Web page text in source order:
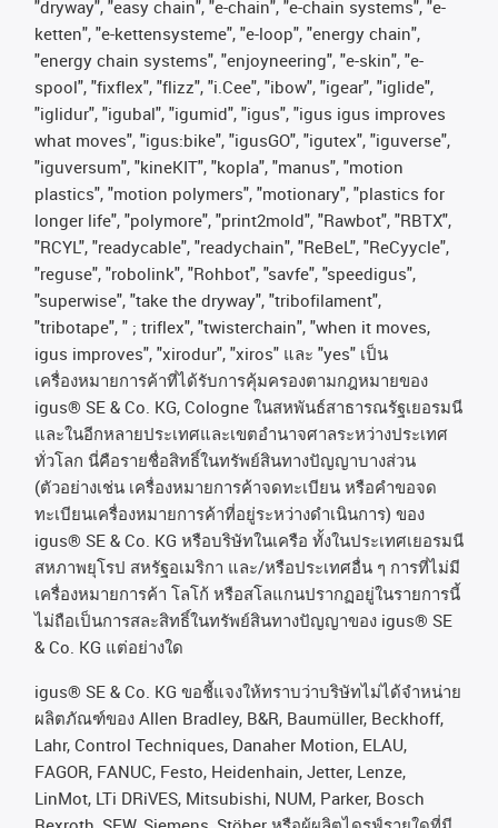
"dryway", "easy chain", "e-chain", "e-chain systems", "e-
ketten", "e-kettensysteme", "e-loop", "energy chain",
"energy chain systems", "enjoyneering", "e-skin", "e-
spool", "fixflex", "flizz", "i.Cee", "ibow", "igear", "iglide",
"iglidur", "igubal", "igumid", "igus", "igus igus improves
what moves", "igus:bike", "igusGO", "igutex", "iguverse",
"iguversum", "kineKIT", "kopla", "manus", "motion
plastics", "motion polymers", "motionary", "plastics for
longer life", "polymore", "print2mold", "Rawbot", "RBTX",
"RCYL", "readycable", "readychain", "ReBeL", "ReCyycle",
"reguse", "robolink", "Rohbot", "savfe", "speedigus",
"superwise", "take the dryway", "tribofilament",
"tribotape", " ; triflex", "twisterchain", "when it moves,
igus improves", "xirodur", "xiros" และ "yes" เป็น
เครื่องหมายการค้าที่ได้รับการคุ้มครองตามกฎหมายของ
igus® SE & Co. KG, Cologne ในสหพันธ์สาธารณรัฐเยอรมนี
และในอีกหลายประเทศและเขตอํานาจศาลระหว่างประเทศ
ทั่วโลก นี่คือรายชื่อสิทธิ์ในทรัพย์สินทางปัญญาบางส่วน
(ตัวอย่างเช่น เครื่องหมายการค้าจดทะเบียน หรือคำขอจด
ทะเบียนเครื่องหมายการค้าที่อยู่ระหว่างดำเนินการ) ของ
igus® SE & Co. KG หรือบริษัทในเครือ ทั้งในประเทศเยอรมนี
สหภาพยุโรป สหรัฐอเมริกา และ/หรือประเทศอื่น ๆ การที่ไม่มี
เครื่องหมายการค้า โลโก้ หรือสโลแกนปรากฏอยู่ในรายการนี้
ไม่ถือเป็นการสละสิทธิ์ในทรัพย์สินทางปัญญาของ igus® SE
& Co. KG แต่อย่างใด
igus® SE & Co. KG ขอชี้แจงให้ทราบว่าบริษัทไม่ได้จําหน่าย
ผลิตภัณฑ์ของ Allen Bradley, B&R, Baumüller, Beckhoff,
Lahr, Control Techniques, Danaher Motion, ELAU,
FAGOR, FANUC, Festo, Heidenhain, Jetter, Lenze,
LinMot, LTi DRiVES, Mitsubishi, NUM, Parker, Bosch